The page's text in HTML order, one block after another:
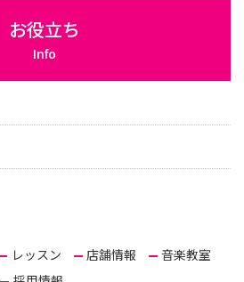
お役立ち
Info
レッスン 店舗情報
音楽教室